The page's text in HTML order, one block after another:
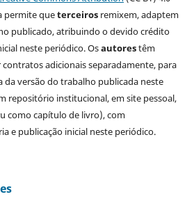
permite queterceirosremixem, adaptem
publicado, atribuindo o devido crédito
neste periódico. Osautorestêm
adicionais separadamente, para
da versão do trabalho publicada neste
repositório institucional, em site pessoal,
como capítulo de livro), com
e publicação inicial neste periódico.